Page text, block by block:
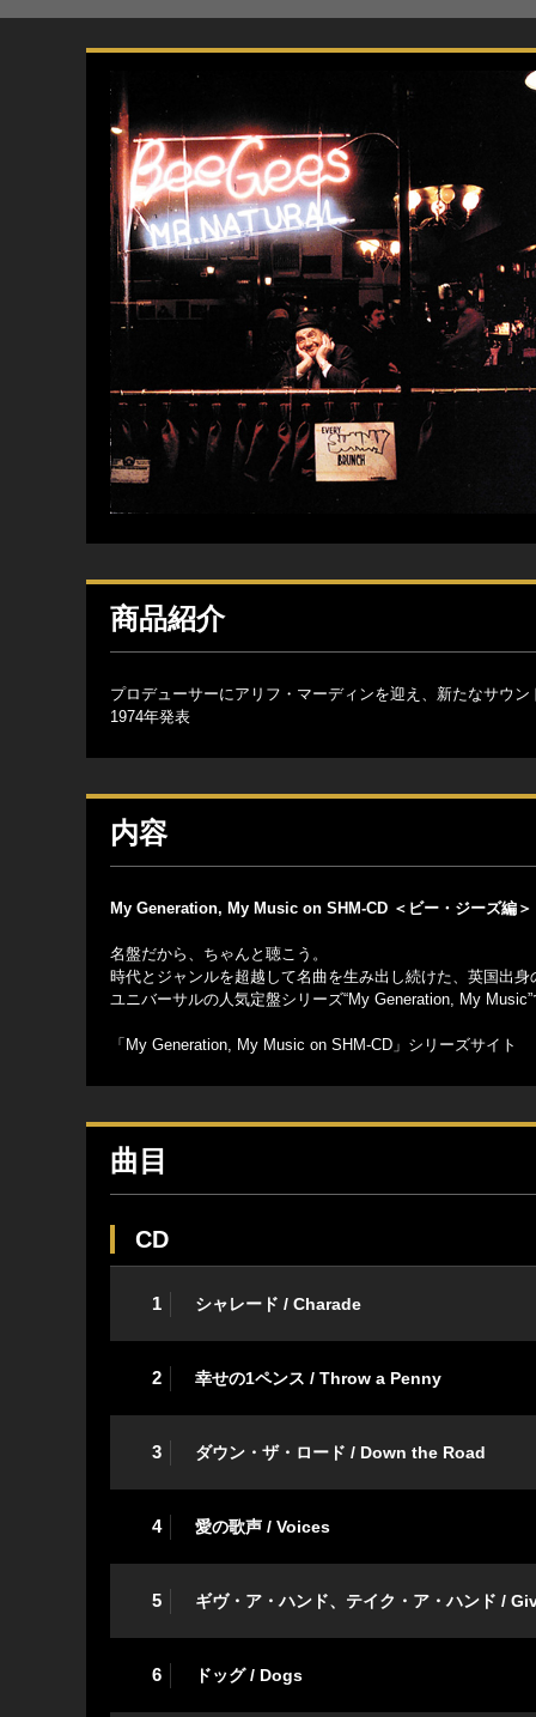
商品紹介
プロデューサーにアリフ・マーディンを迎え、新たなサウ
1974年発表
内容
My Generation, My Music on SHM-CD ＜ビー・ジーズ編＞
名盤だから、ちゃんと聴こう。
時代とジャンルを超越して名曲を生み出し続けた、英国出
ユニバーサルの人気定盤シリーズ“My Generation, My Music”
「My Generation, My Music on SHM-CD」シリーズサイト
曲目
CD
1 シャレード / Charade
2 幸せの1ペンス / Throw a Penny
3 ダウン・ザ・ロード / Down the Road
4 愛の歌声 / Voices
5 ギヴ・ア・ハンド、テイク・ア・ハンド /
6 ドッグ / Dogs